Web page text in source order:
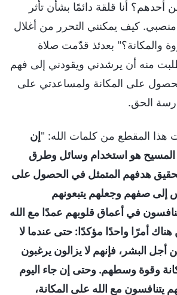
أحدهم؟ أنا قلقة دائمًا بشأن تأثر
منصبي. كيف يمكنني التحرر من أغلال
والمكانة؟" بعدئذ قدّمت صلاة
منه أن يرشدني ويقودني إلى فهم
على المكانة ولمساعدتي على
الحق.
هذا المقطع من كلمات الله: "إن
هو استخدام وسائل وطرق
هدفهم المتمثل في الحصول على
إلى صفهم وجعلهم يتبعونهم
في أعماق قلوبهم عمدًا مع الله
أمرًا واحدًا مؤكدًا: حتى عندما لا
أجل البشر، فإنهم لا يزالون يرغبون
وقوة وسطهم. وحتى إن جاء اليوم
يتنافسون مع الله على المكانة،